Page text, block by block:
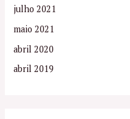
julho 2021
maio 2021
abril 2020
abril 2019